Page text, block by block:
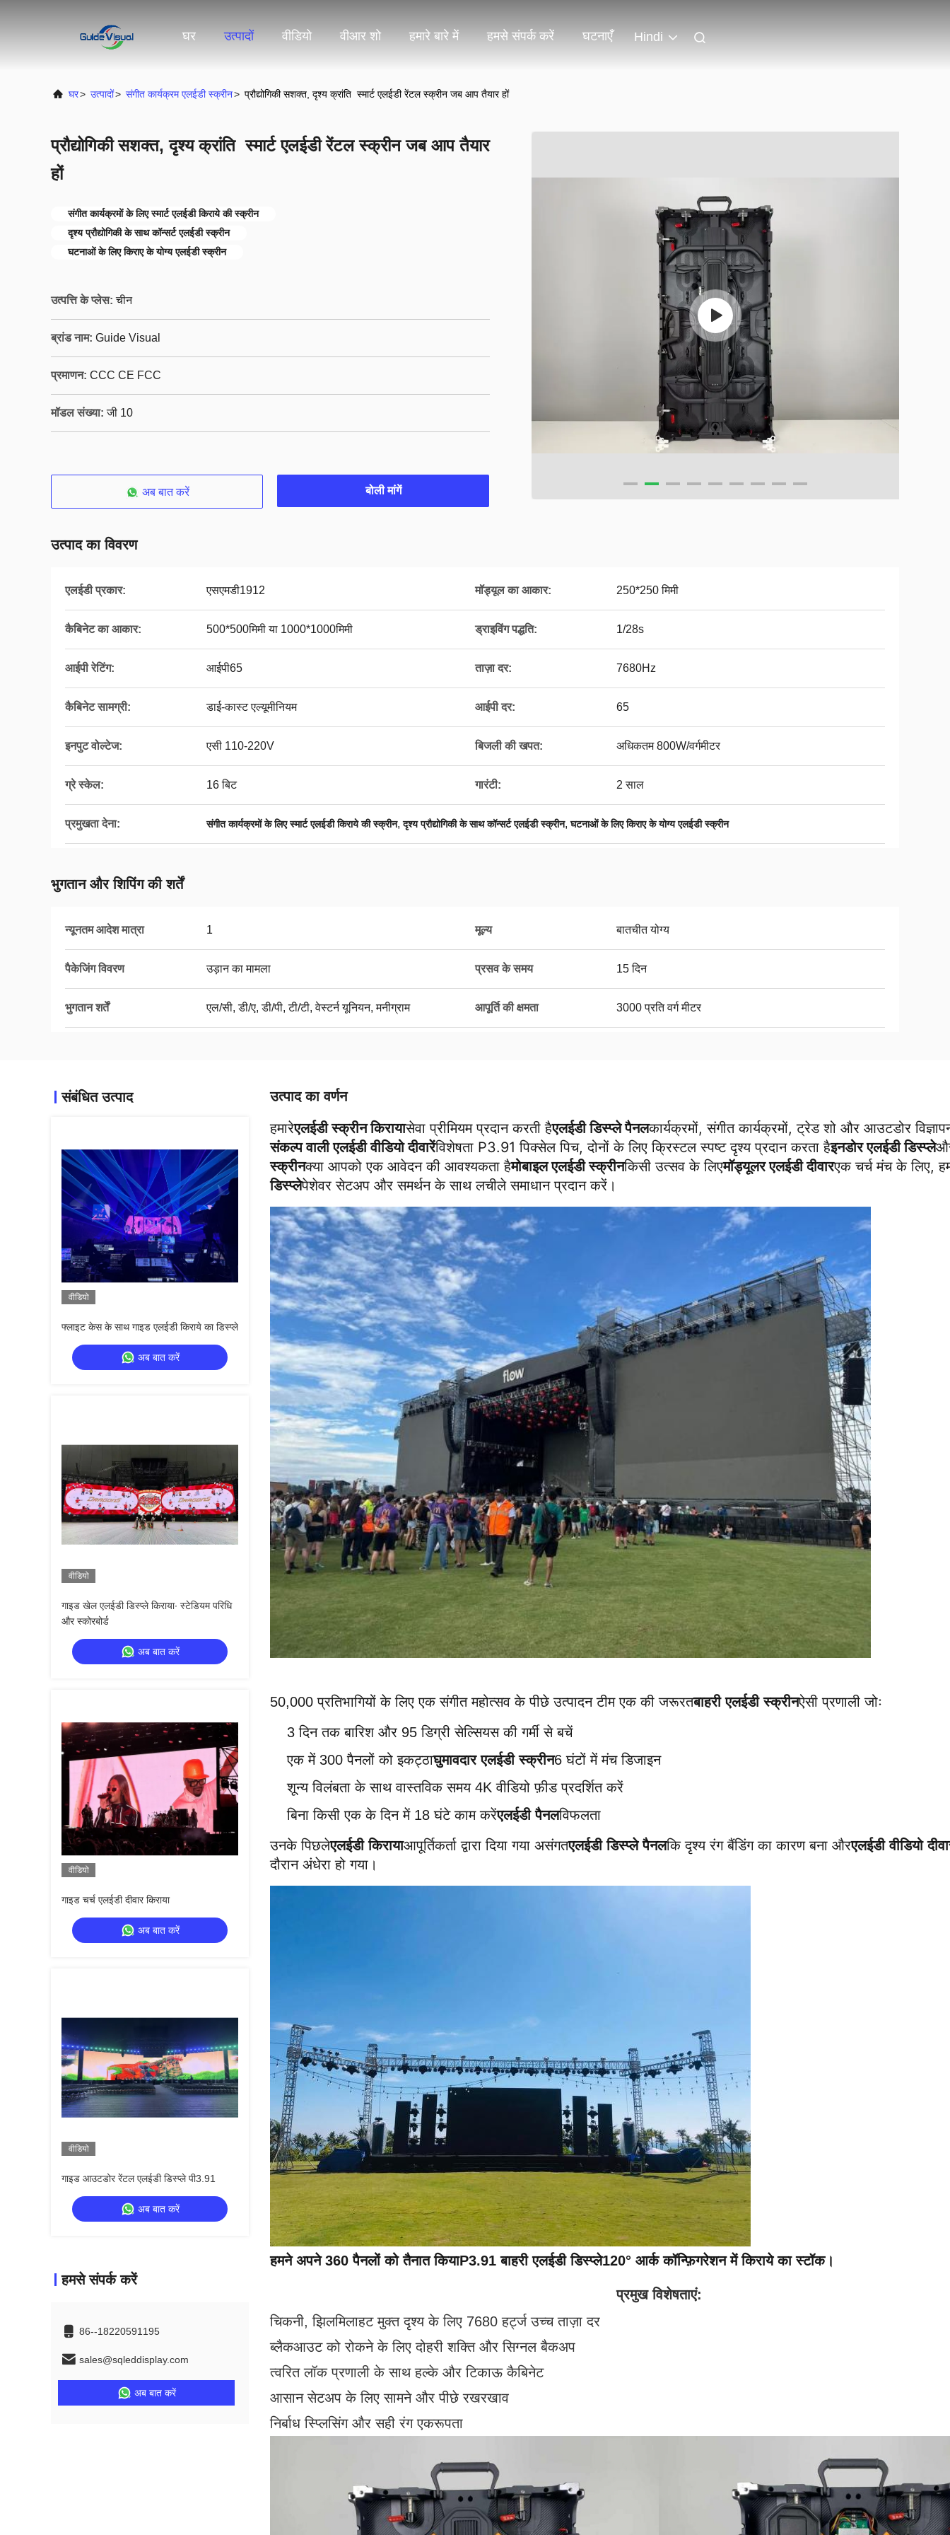
घर उत्पादों वीडियो वीआर शो हमारे बारे में हमसे संपर्क करें घटनाएँ Hindi
घर> उत्पादों> संगीत कार्यक्रम एलईडी स्क्रीन> प्रौद्योगिकी सशक्त, दृश्य क्रांति ️ स्मार्ट एलईडी रेंटल स्क्रीन जब आप तैयार हों
प्रौद्योगिकी सशक्त, दृश्य क्रांति ️ स्मार्ट एलईडी रेंटल स्क्रीन जब आप तैयार
हों
संगीत कार्यक्रमों के लिए स्मार्ट एलईडी किराये की स्क्रीन
दृश्य प्रौद्योगिकी के साथ कॉन्सर्ट एलईडी स्क्रीन
घटनाओं के लिए किराए के योग्य एलईडी स्क्रीन
उत्पत्ति के प्लेस: चीन
ब्रांड नाम: Guide Visual
प्रमाणन: CCC CE FCC
मॉडल संख्या: जी 10
अब बात करें बोली मांगें
उत्पाद का विवरण
एलईडी प्रकार: एसएमडी1912 मॉड्यूल का आकार: 250*250 मिमी
कैबिनेट का आकार: 500*500मिमी या 1000*1000मिमी ड्राइविंग पद्धति: 1/28s
आईपी ​​रेटिंग: आईपी65 ताज़ा दर: 7680Hz
कैबिनेट सामग्री: डाई-कास्ट एल्यूमीनियम आईपी ​​दर: 65
इनपुट वोल्टेज: एसी 110-220V बिजली की खपत: अधिकतम 800W/वर्गमीटर
ग्रे स्केल: 16 बिट गारंटी: 2 साल
प्रमुखता देना: संगीत कार्यक्रमों के लिए स्मार्ट एलईडी किराये की स्क्रीन,दृश्य प्रौद्योगिकी के साथ कॉन्सर्ट एलईडी स्क्रीन,घटनाओं के लिए किराए के योग्य एलईडी स्क्रीन
भुगतान और शिपिंग की शर्तें
न्यूनतम आदेश मात्रा 1 मूल्य बातचीत योग्य
पैकेजिंग विवरण उड़ान का मामला प्रसव के समय 15 दिन
भुगतान शर्तें एल/सी, डी/ए, डी/पी, टी/टी, वेस्टर्न यूनियन, मनीग्राम आपूर्ति की क्षमता 3000 प्रति वर्ग मीटर
संबंधित उत्पाद
वीडियो
फ्लाइट केस के साथ गाइड एलईडी किराये का डिस्प्ले
अब बात करें
वीडियो
गाइड खेल एलईडी डिस्प्ले किराया∙ स्टेडियम परिधि
और स्कोरबोर्ड
अब बात करें
वीडियो
गाइड चर्च एलईडी दीवार किराया
अब बात करें
वीडियो
गाइड आउटडोर रेंटल एलईडी डिस्प्ले पी3.91
अब बात करें
हमसे संपर्क करें
86--18220591195
sales@sqleddisplay.com
अब बात करें
उत्पाद का वर्णन
हमारेएलईडी स्क्रीन किरायासेवा प्रीमियम प्रदान करती हैएलईडी डिस्प्ले पैनलकार्यक्रमों, संगीत कार्यक्रमों, ट्रेड शो और आउटडोर
संकल्प वाली एलईडी वीडियो दीवारेंविशेषता P3.91 पिक्सेल पिच, दोनों के लिए क्रिस्टल स्पष्ट दृश्य प्रदान करता हैइनडोर एलईडी डिस्प्ले
स्क्रीनक्या आपको एक आवेदन की आवश्यकता हैमोबाइल एलईडी स्क्रीनकिसी उत्सव के लिएमॉड्यूलर एलईडी दीवारएक चर्च मंच के लिए,
डिस्प्लेपेशेवर सेटअप और समर्थन के साथ लचीले समाधान प्रदान करें।
50,000 प्रतिभागियों के लिए एक संगीत महोत्सव के पीछे उत्पादन टीम एक की जरूरतबाहरी एलईडी स्क्रीनऐसी प्रणाली जोः
3 दिन तक बारिश और 95 डिग्री सेल्सियस की गर्मी से बचें
एक में 300 पैनलों को इकट्ठाघुमावदार एलईडी स्क्रीन6 घंटों में मंच डिजाइन
शून्य विलंबता के साथ वास्तविक समय 4K वीडियो फ़ीड प्रदर्शित करें
बिना किसी एक के दिन में 18 घंटे काम करेंएलईडी पैनलविफलता
उनके पिछलेएलईडी किरायाआपूर्तिकर्ता द्वारा दिया गया असंगतएलईडी डिस्प्ले पैनलकि दृश्य रंग बैंडिंग का कारण बना औरएलईडी वीडियो
दौरान अंधेरा हो गया।
हमने अपने 360 पैनलों को तैनात कियाP3.91 बाहरी एलईडी डिस्प्ले120° आर्क कॉन्फ़िगरेशन में किराये का स्टॉक।
प्रमुख विशेषताएं:
चिकनी, झिलमिलाहट मुक्त दृश्य के लिए 7680 हर्ट्ज उच्च ताज़ा दर
ब्लैकआउट को रोकने के लिए दोहरी शक्ति और सिग्नल बैकअप
त्वरित लॉक प्रणाली के साथ हल्के और टिकाऊ कैबिनेट
आसान सेटअप के लिए सामने और पीछे रखरखाव
निर्बाध स्प्लिसिंग और सही रंग एकरूपता